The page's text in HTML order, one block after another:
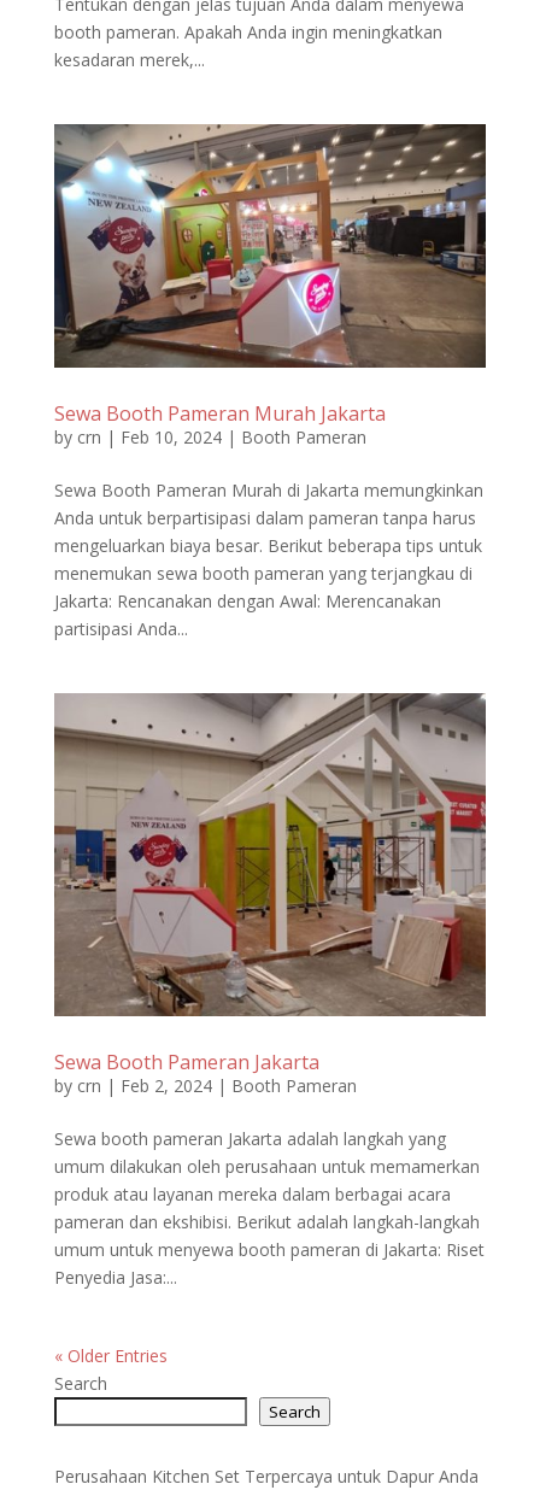
booth pameran. Apakah Anda ingin meningkatkan
kesadaran merek,...
Sewa Booth Pameran Murah Jakarta
by crn | Feb 10, 2024| Booth Pameran
Sewa Booth Pameran Murah di Jakarta memungkinkan
Anda untuk berpartisipasi dalam pameran tanpa harus
mengeluarkan biaya besar. Berikut beberapa tips untuk
menemukan sewa booth pameran yang terjangkau di
Jakarta: Rencanakan dengan Awal: Merencanakan
partisipasi Anda...
Sewa Booth Pameran Jakarta
by crn | Feb 2, 2024| Booth Pameran
Sewa booth pameran Jakarta adalah langkah yang
umum dilakukan oleh perusahaan untuk memamerkan
produk atau layanan mereka dalam berbagai acara
pameran dan ekshibisi. Berikut adalah langkah-langkah
umum untuk menyewa booth pameran di Jakarta: Riset
Penyedia Jasa:...
« Older Entries
Search
Search
Perusahaan Kitchen Set Terpercaya untuk Dapur Anda